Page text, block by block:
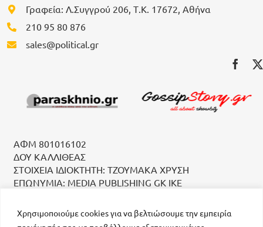
Χρησιμοποιούμε cookies για να βελτιώσουμε την εμπειρία
Γραφεία: Λ.Συγγρού 206, Τ.Κ. 17672, Αθήνα
210 95 80 876
sales@political.gr
ΑΦΜ 801016102
ΔΟΥ ΚΑΛΛΙΘΕΑΣ
ΣΤΟΙΧΕΙΑ ΙΔΙΟΚΤΗΤΗ: ΤΖΟΥΜΑΚΑ ΧΡΥΣΗ
ΕΠΩΝΥΜΙΑ: MEDIA PUBLISHING GK IKE